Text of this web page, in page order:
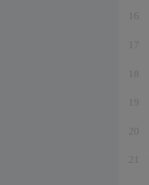
16
17
18
19
20
21